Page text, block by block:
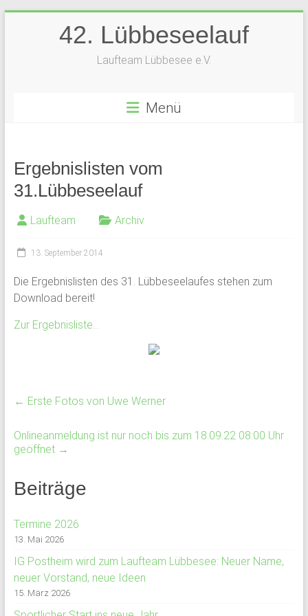
42. Lübbeseelauf
Laufteam Lübbesee e.V.
Menü
Ergebnislisten vom
31.Lübbeseelauf
Laufteam Archiv
13. September 2014
Die Ergebnislisten des 31. Lübbeseelaufes stehen zum
Download bereit!
Zur Ergebnisliste…
← Erste Fotos von Uwe Werner
Onlineanmeldung ist nur noch bis zum 18.09.22 08:00 Uhr
geöffnet →
Beiträge
Termine 2026
13. Mai 2026
IG Postheim wird zum Laufteam Lübbesee: Neuer Name,
neuer Vorstand, neue Ideen
15. März 2026